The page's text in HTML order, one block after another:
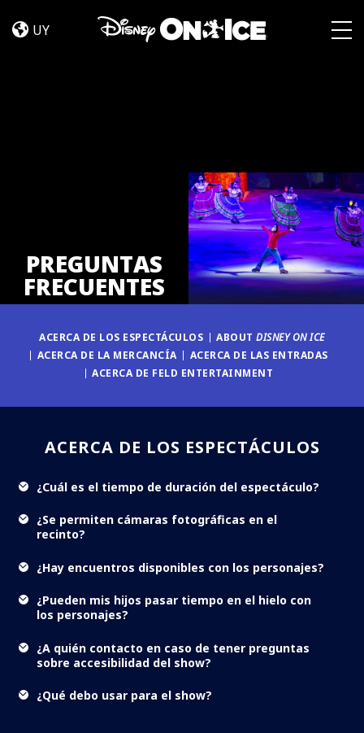
FRECUENTES
UY
PREGUNTAS
FRECUENTES
ACERCA DE LOS ESPECTÁCULOS ABOUTDISNEY ON ICE
ACERCA DE LA MERCANCÍA
ACERCA DE LAS ENTRADAS
ACERCA DE FELD ENTERTAINMENT
ACERCA DE LOS ESPECTÁCULOS
¿Cuál es el tiempo de duración del espectáculo?
¿Se permiten cámaras fotográficas en el
recinto?
¿Hay encuentros disponibles con los personajes?
¿Pueden mis hijos pasar tiempo en el hielo con
los personajes?
¿A quién contacto en caso de tener preguntas
sobre accesibilidad del show?
¿Qué debo usar para el show?